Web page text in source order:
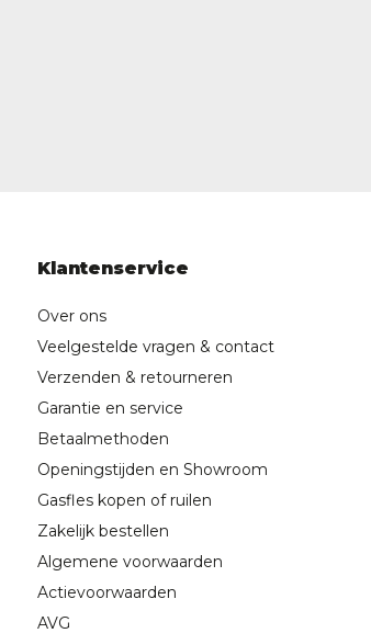
Klantenservice
Over ons
Veelgestelde vragen & contact
Verzenden & retourneren
Garantie en service
Betaalmethoden
Openingstijden en Showroom
Gasfles kopen of ruilen
Zakelijk bestellen
Algemene voorwaarden
Actievoorwaarden
AVG